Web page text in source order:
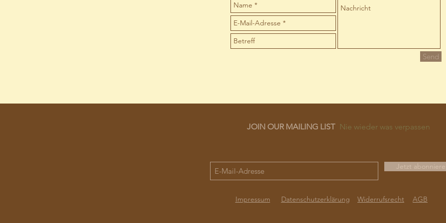
Send
JOIN OUR MAILING LIST Nie wieder was verpassen
Jetzt
Impressum Datenschutzerklärung Widerrufsrecht AGB